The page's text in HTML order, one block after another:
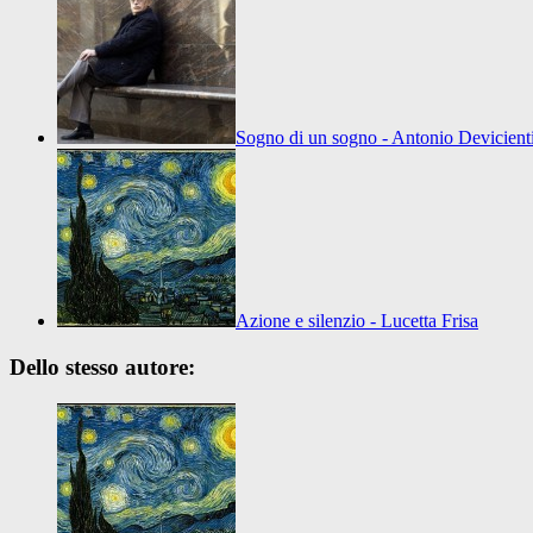
Sogno di un sogno - Antonio
Azione e silenzio - Lucetta Frisa
Dello stesso autore: